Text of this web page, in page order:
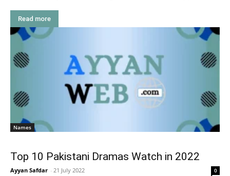
Read more
Names
Top 10 Pakistani Dramas Watch in 2022
Ayyan Safdar - 21 July 2022 0